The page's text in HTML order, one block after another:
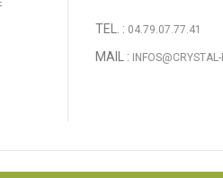
TEL. : 04.79.07.77.41
MAIL :